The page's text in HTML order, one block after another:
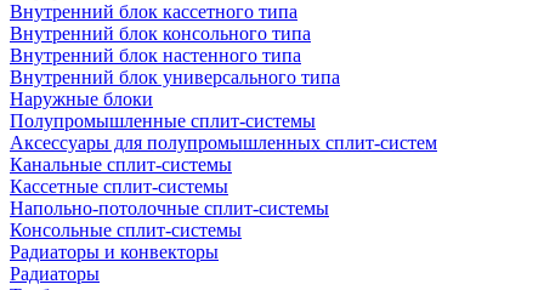
Внутренний блок кассетного типа
Внутренний блок консольного типа
Внутренний блок настенного типа
Внутренний блок универсального типа
Наружные блоки
Полупромышленные сплит-системы
Аксессуары для полупромышленных сплит-систем
Канальные сплит-системы
Кассетные сплит-системы
Напольно-потолочные сплит-системы
Консольные сплит-системы
Радиаторы и конвекторы
Радиаторы